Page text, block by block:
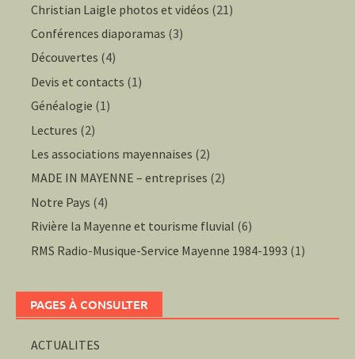
Christian Laigle photos et vidéos (21)
Conférences diaporamas (3)
Découvertes (4)
Devis et contacts (1)
Généalogie (1)
Lectures (2)
Les associations mayennaises (2)
MADE IN MAYENNE – entreprises (2)
Notre Pays (4)
Rivière la Mayenne et tourisme fluvial (6)
RMS Radio-Musique-Service Mayenne 1984-1993 (1)
PAGES À CONSULTER
ACTUALITES